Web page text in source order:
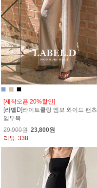
[제작오픈 20%할인]
[라벨D]라이트쿨링 엠보 와이드 팬
임부복
29,900원 23,800원
리뷰: 338